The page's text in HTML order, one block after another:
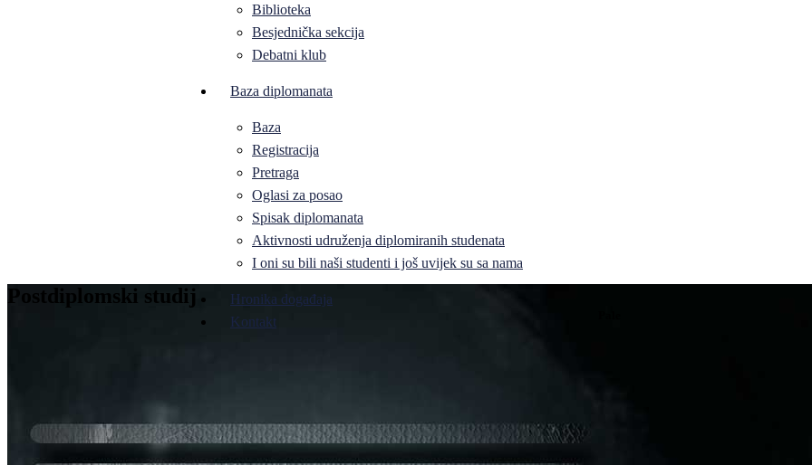
Biblioteka
Besjednička sekcija
Debatni klub
Baza diplomanata
Baza
Registracija
Pretraga
Oglasi za posao
Spisak diplomanata
Aktivnosti udruženja diplomiranih studenata
I oni su bili naši studenti i još uvijek su sa nama
Hronika događaja
Kontakt
Postdiplomski studij